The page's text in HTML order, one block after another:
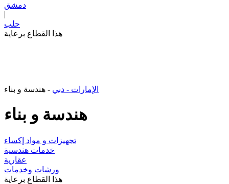
دمشق
|
حلب
هذا القطاع برعاية
الإمارات - دبي - هندسة و بناء
هندسة و بناء
تجهيزات و مواد إكساء
خدمات هندسية
عقارية
ورشات وخدمات
هذا القطاع برعاية